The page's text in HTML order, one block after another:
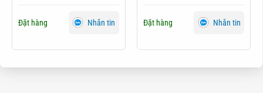
Đặt hàng Nhắn tin Đặt hàng Nhắn tin